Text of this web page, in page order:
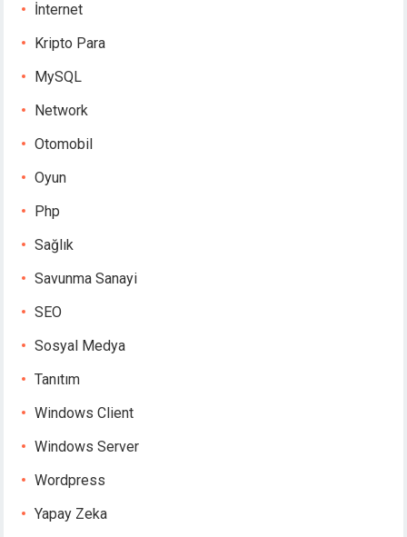
İnternet
Kripto Para
MySQL
Network
Otomobil
Oyun
Php
Sağlık
Savunma Sanayi
SEO
Sosyal Medya
Tanıtım
Windows Client
Windows Server
Wordpress
Yapay Zeka